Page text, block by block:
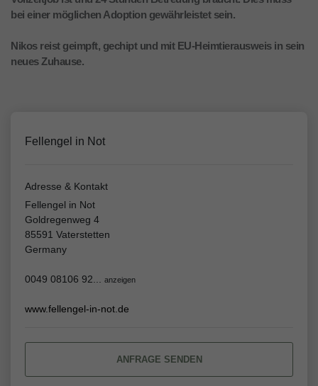
bei einer möglichen Adoption gewährleistet sein.
Nikos reist geimpft, gechipt und mit EU-Heimtierausweis in sein
neues Zuhause.
Fellengel in Not
Adresse & Kontakt
Fellengel in Not
Goldregenweg 4
85591 Vaterstetten
Germany
0049 08106 92... anzeigen
www.fellengel-in-not.de
ANFRAGE SENDEN